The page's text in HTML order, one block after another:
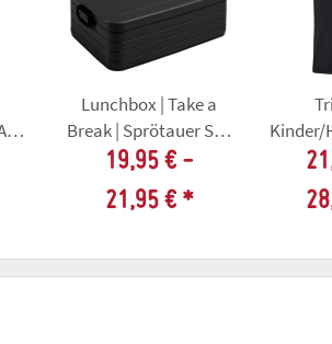
|
Lunchbox | Take a
Break | Sprötauer SV |
schwarz
19,95 € -
21,95 € *
Kinder/